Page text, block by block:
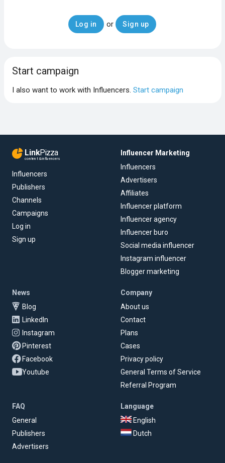
Log in or Sign up
Start campaign
I also want to work with Influencers. Start campaign
LinkPizza
content & influencers
Influencers
Publishers
Channels
Campaigns
Log in
Sign up
Influencer Marketing
Influencers
Advertisers
Affiliates
Influencer platform
Influencer agency
Influencer buro
Social media influencer
Instagram influencer
Blogger marketing
News
Blog
LinkedIn
Instagram
Pinterest
Facebook
Youtube
Company
About us
Contact
Plans
Cases
Privacy policy
General Terms of Service
Referral Program
FAQ
General
Publishers
Advertisers
Language
English
Dutch